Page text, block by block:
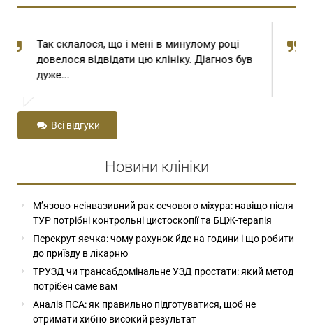
Шановний Степан Томович та Степан
Степанович! Сам Господь Бог привів мене
Всі відгуки
Новини клініки
М’язово-неінвазивний рак сечового міхура: навіщо після
ТУР потрібні контрольні цистоскопії та БЦЖ-терапія
Перекрут яєчка: чому рахунок йде на години і що робити
до приїзду в лікарню
ТРУЗД чи трансабдомінальне УЗД простати: який метод
потрібен саме вам
Аналіз ПСА: як правильно підготуватися, щоб не
отримати хибно високий результат